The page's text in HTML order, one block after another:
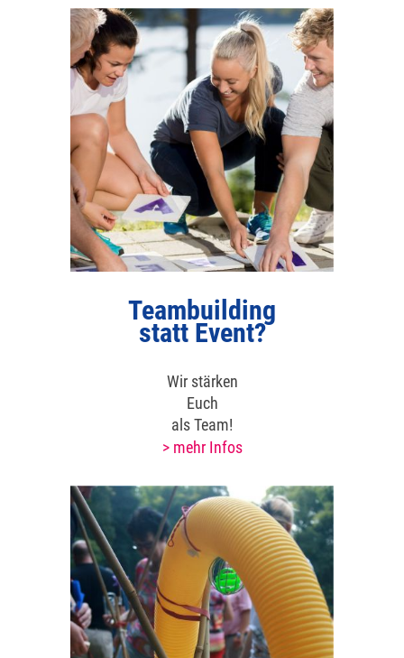
Teambuilding
statt Event?
Wir stärken
Euch
als Team!
> mehr Infos